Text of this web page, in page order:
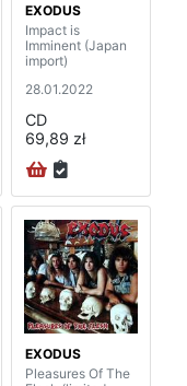
EXODUS
Impact is
Imminent (Japan
import)
28.01.2022
CD
69,89 zł
EXODUS
Pleasures Of The